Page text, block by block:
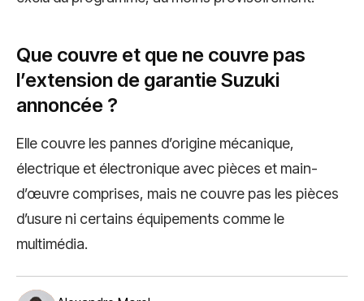
Que couvre et que ne couvre pas
l’extension de garantie Suzuki
annoncée ?
Elle couvre les pannes d’origine mécanique,
électrique et électronique avec pièces et main-
d’œuvre comprises, mais ne couvre pas les pièces
d’usure ni certains équipements comme le
multimédia.